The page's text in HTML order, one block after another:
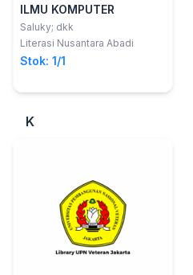
ILMU KOMPUTER
Saluky; dkk
Literasi Nusantara Abadi
Stok: 1/1
K